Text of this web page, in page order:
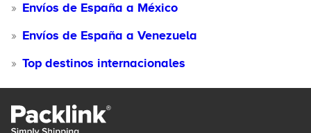
Envíos de España a México
Envíos de España a Venezuela
Top destinos internacionales